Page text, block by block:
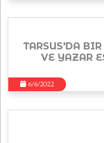
TARSUS'DA
VE YAZAR
6/6/2022